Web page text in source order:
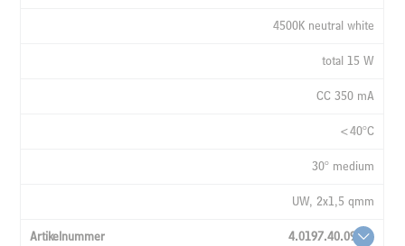
4500K neutral white
total 15 W
CC 350 mA
<40°C
30° medium
UW, 2x1,5 qmm
4.0197.40.09